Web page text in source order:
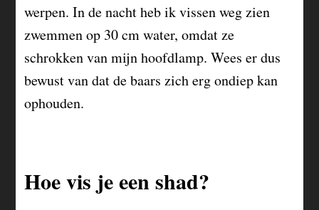
werpen. In de nacht heb ik vissen weg zien
zwemmen op 30 cm water, omdat ze
schrokken van mijn hoofdlamp. Wees er dus
bewust van dat de baars zich erg ondiep kan
ophouden.
Hoe vis je een shad?